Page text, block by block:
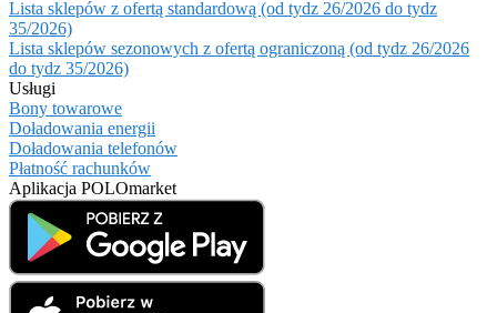
Lista sklepów z ofertą standardową (od tydz 26/2026 do tydz
35/2026)
Lista sklepów sezonowych z ofertą ograniczoną (od tydz 26/2026
do tydz 35/2026)
Usługi
Bony towarowe
Doładowania energii
Doładowania telefonów
Płatność rachunków
Aplikacja POLOmarket